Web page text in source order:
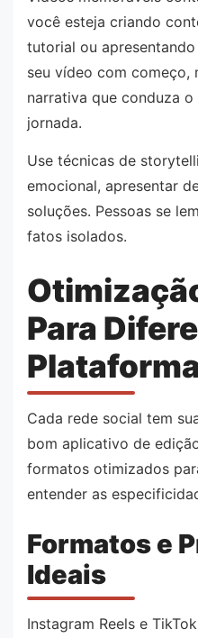
você esteja criando
tutorial ou
seu vídeo com começo,
narrativa que conduza
jornada.
Use técnicas de
emocional, apresentar
soluções. Pessoas se
fatos isolados.
Para
Cada rede social tem
bom aplicativo de
formatos otimizados
entender as
Formatos e
Ideais
Instagram Reels e